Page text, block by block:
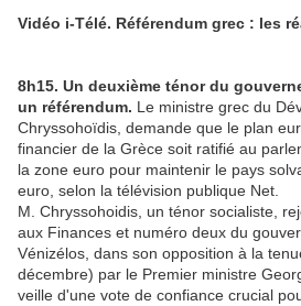
Vidéo i-Télé. Référendum grec : les
8h15. Un deuxième ténor du
un référendum. Le ministre grec du
Chryssohoïdis, demande que le plan
financier de la Grèce soit ratifié au
la zone euro pour maintenir le pays
euro, selon la télévision publique Net.
M. Chryssohoidis, un ténor socialiste,
aux Finances et numéro deux du
Vénizélos, dans son opposition à la
décembre) par le Premier ministre
veille d'une vote de confiance crucial